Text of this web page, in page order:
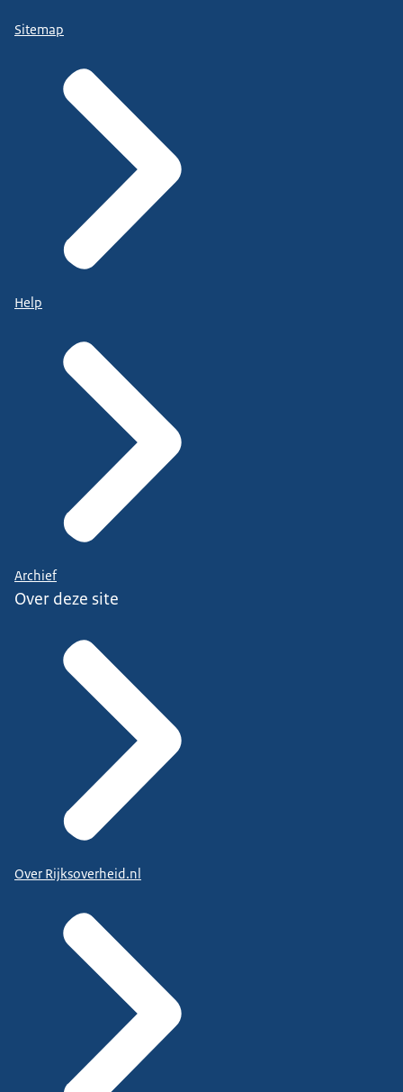
Sitemap
Help
Archief
Over deze site
Over Rijksoverheid.nl